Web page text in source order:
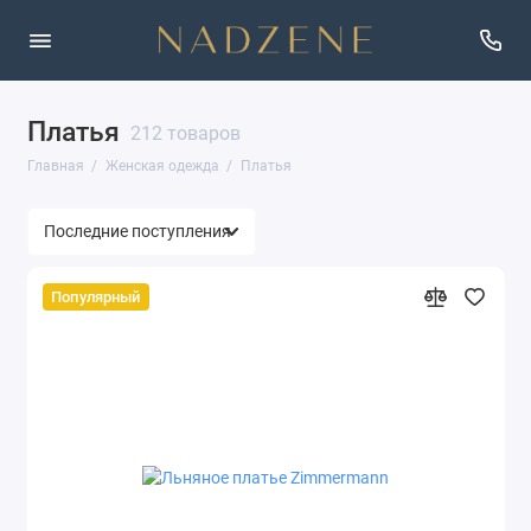
Платья 212 товаров
Главная Женская одежда Платья
Верхняя одежда
Жакеты
Комбинезон
Популярный